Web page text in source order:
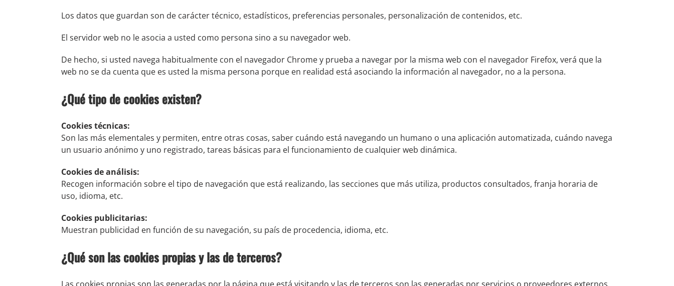
Los datos que guardan son de carácter técnico, estadísticos, preferencias personales, personalización de contenidos, etc.
El servidor web no le asocia a usted como persona sino a su navegador web.
De hecho, si usted navega habitualmente con el navegador Chrome y prueba a navegar por la misma web con el navegador Firefox, verá que la
web no se da cuenta que es usted la misma persona porque en realidad está asociando la información al navegador, no a la persona.
¿Qué tipo de cookies existen?
Cookies técnicas:
Son las más elementales y permiten, entre otras cosas, saber cuándo está navegando un humano o una aplicación automatizada, cuándo navega
un usuario anónimo y uno registrado, tareas básicas para el funcionamiento de cualquier web dinámica.
Cookies de análisis:
Recogen información sobre el tipo de navegación que está realizando, las secciones que más utiliza, productos consultados, franja horaria de
uso, idioma, etc.
Cookies publicitarias:
Muestran publicidad en función de su navegación, su país de procedencia, idioma, etc.
¿Qué son las cookies propias y las de terceros?